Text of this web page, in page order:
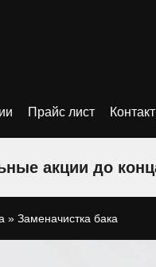
Прайс лист
акции до
» Заменачистка бака